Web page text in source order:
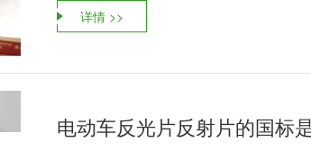
详情 >>
电动车反光片反射片的国标